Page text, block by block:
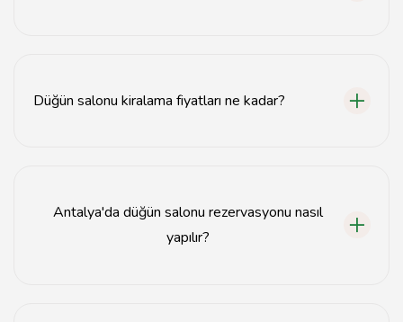
Düğün salonu kiralama fiyatları ne kadar?
Antalya'da düğün salonu rezervasyonu nasıl
yapılır?